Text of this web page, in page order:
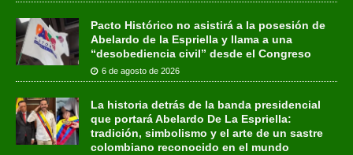
Pacto Histórico no asistirá a la posesión de
Abelardo de la Espriella y llama a una
“desobediencia civil” desde el Congreso
6 de agosto de 2026
La historia detrás de la banda presidencial
que portará Abelardo De La Espriella:
tradición, simbolismo y el arte de un sastre
colombiano reconocido en el mundo